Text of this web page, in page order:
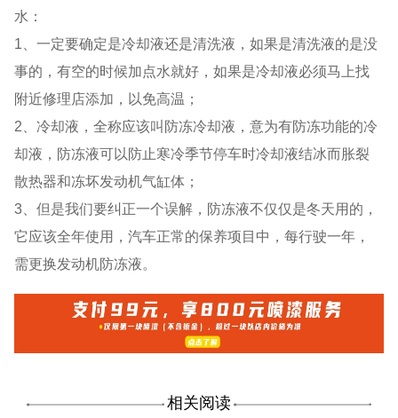
水：
1、一定要确定是冷却液还是清洗液，如果是清洗液的是没
事的，有空的时候加点水就好，如果是冷却液必须马上找
附近修理店添加，以免高温；
2、冷却液，全称应该叫防冻冷却液，意为有防冻功能的冷
却液，防冻液可以防止寒冷季节停车时冷却液结冰而胀裂
散热器和冻坏发动机气缸体；
3、但是我们要纠正一个误解，防冻液不仅仅是冬天用的，
它应该全年使用，汽车正常的保养项目中，每行驶一年，
需更换发动机防冻液。
相关阅读